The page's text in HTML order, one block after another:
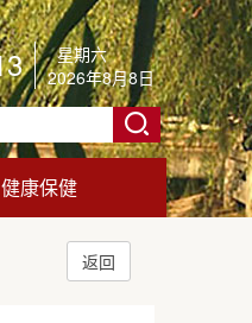
星期六
2026年8月8日
健康保健
返回